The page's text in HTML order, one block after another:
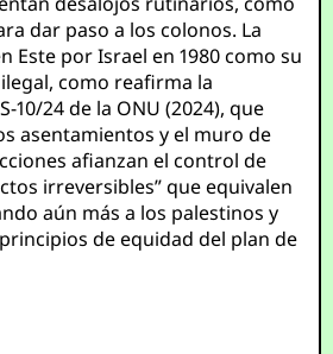
dar paso a los colonos. La
Este por Israel en 1980 como su
como reafirma la
10/24 de la ONU (2024), que
asentamientos y el muro de
afianzan el control de
irreversibles” que equivalen
aún más a los palestinos y
de equidad del plan de